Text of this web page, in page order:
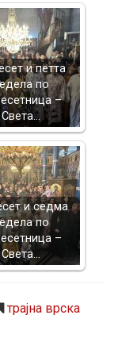
и петта
по
–
Света…
и седма
по
–
Света…
трајна врска